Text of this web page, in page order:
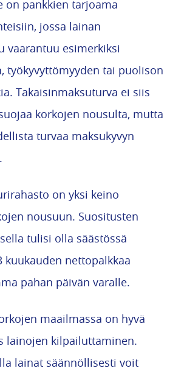
on pankkien tarjoama
jossa lainan
vaarantuu esimerkiksi
työkyvyttömyyden tai puolison
Takaisinmaksuturva ei siis
korkojen nousulta, mutta
turvaa maksukyvyn
on yksi keino
nousuun. Suositusten
tulisi olla säästössä
kuukauden nettopalkkaa
pahan päivän varalle.
maailmassa on hyvä
lainojen kilpailuttaminen.
lainat säännöllisesti voit